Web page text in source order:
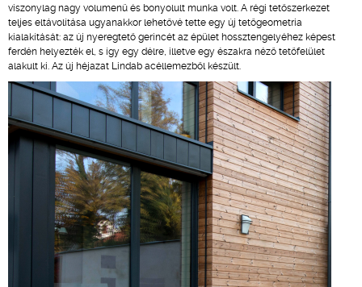
viszonylag nagy volumenű és bonyolult munka volt. A régi tetőszerkezet
teljes eltávolítása ugyanakkor lehetővé tette egy új tetőgeometria
kialakítását: az új nyeregtető gerincét az épület hossztengelyéhez képest
ferdén helyezték el, s így egy délre, illetve egy északra néző tetőfelület
alakult ki. Az új héjazat Lindab acéllemezből készült.